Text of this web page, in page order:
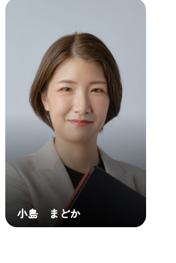
小島 まどか